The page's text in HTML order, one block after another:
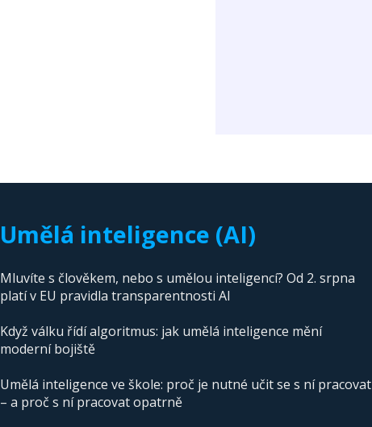
Umělá inteligence (AI)
Mluvíte s člověkem, nebo s umělou inteligencí? Od 2. srpna
platí v EU pravidla transparentnosti AI
Když válku řídí algoritmus: jak umělá inteligence mění
moderní bojiště
Umělá inteligence ve škole: proč je nutné učit se s ní pracovat
– a proč s ní pracovat opatrně